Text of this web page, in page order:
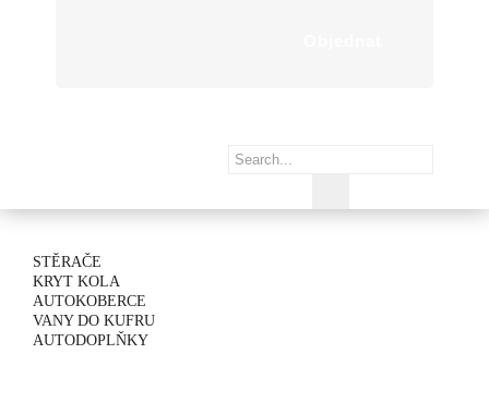
STĚRAČE
KRYT KOLA
AUTOKOBERCE
VANY DO KUFRU
AUTODOPLŇKY